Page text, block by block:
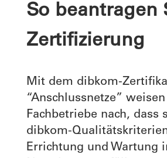
So beantragen
Zertifizierung
Mit dem dibkom-
“Anschlussnetze” weisen
Fachbetriebe nach, dass
dibkom-
Errichtung und Wartung